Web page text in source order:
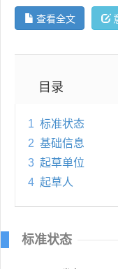
查看全文
目录
1 标准状态
2 基础信息
3 起草单位
4 起草人
标准状态